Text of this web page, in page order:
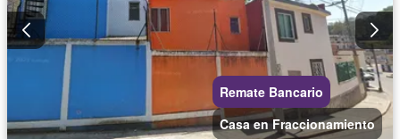
Remate Bancario
Casa en Fraccionamiento